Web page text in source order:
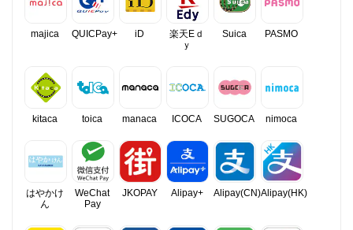
majica QUICPay+ iD
楽天Eｄ
ｙ
Suica PASMO
kitaca toica manaca ICOCA SUGOCA nimoca
はやかけ
ん
WeChat
Pay
JKOPAY Alipay+ Alipay(CN)Alipay(HK)